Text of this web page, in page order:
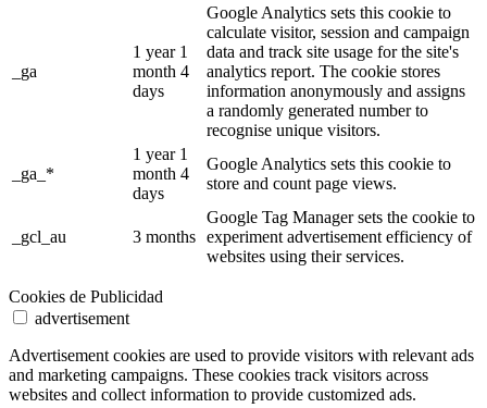
_ga
1 year 1
month 4
days
Google Analytics sets this cookie to
calculate visitor, session and campaign
data and track site usage for the site's
analytics report. The cookie stores
information anonymously and assigns
a randomly generated number to
recognise unique visitors.
_ga_*
1 year 1
month 4
days
Google Analytics sets this cookie to
store and count page views.
_gcl_au 3 months
Google Tag Manager sets the cookie to
experiment advertisement efficiency of
websites using their services.
Cookies de Publicidad
advertisement
Advertisement cookies are used to provide visitors with relevant ads
and marketing campaigns. These cookies track visitors across
websites and collect information to provide customized ads.